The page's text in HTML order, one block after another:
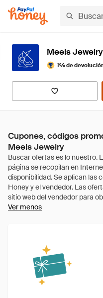
Meeis Jewelry
1% de
Cupones, códigos
Meeis Jewelry
Ver menos